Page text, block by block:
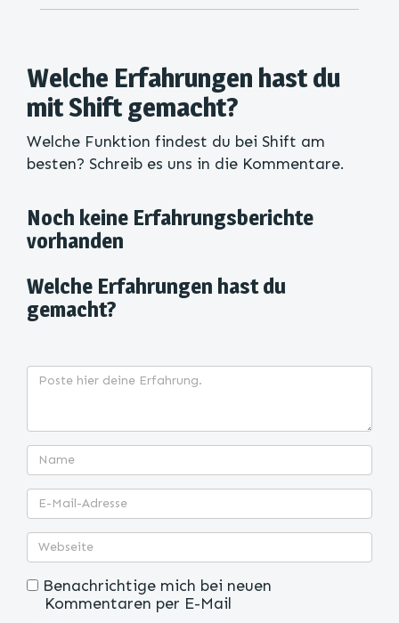
Welche Erfahrungen hast du
mit Shift gemacht?
Welche Funktion findest du bei Shift am
besten? Schreib es uns in die Kommentare.
Noch keine Erfahrungsberichte
vorhanden
Welche Erfahrungen hast du
gemacht?
Benachrichtige mich bei neuen
Kommentaren per E-Mail